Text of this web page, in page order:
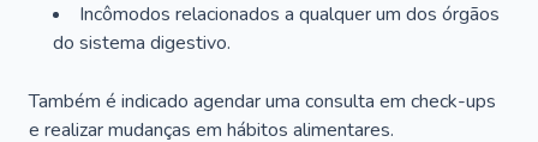
Incômodos relacionados a qualquer um dos órgãos
do sistema digestivo.
Também é indicado agendar uma consulta em check-ups
e realizar mudanças em hábitos alimentares.